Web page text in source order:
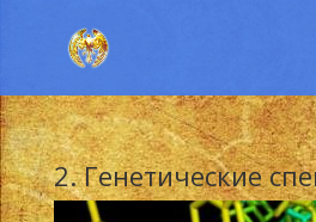
2. Генетические